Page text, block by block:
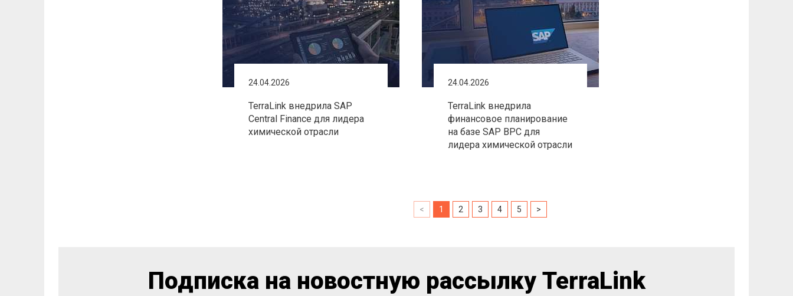
24.04.2026
TerraLink внедрила SAP
Central Finance для лидера
химической отрасли
24.04.2026
TerraLink внедрила
финансовое планирование
на базе SAP BPC для
лидера химической отрасли
< 1 2 3 4 5 >
Подписка на новостную рассылку TerraLink